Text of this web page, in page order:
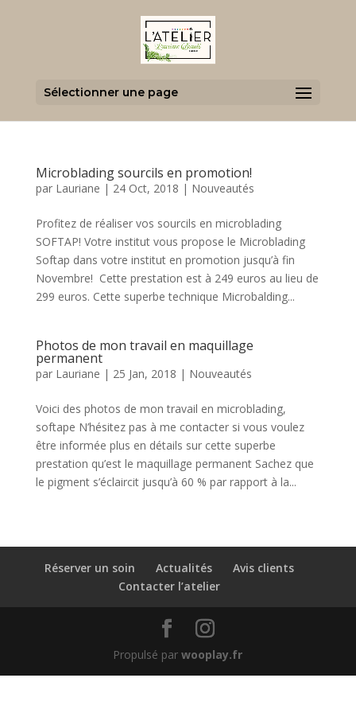
Sélectionner une page
Microblading sourcils en promotion!
par Lauriane | 24 Oct, 2018 | Nouveautés
Profitez de réaliser vos sourcils en microblading
SOFTAP! Votre institut vous propose le Microblading
Softap dans votre institut en promotion jusqu’à fin
Novembre! Cette prestation est à 249 euros au lieu de
299 euros. Cette superbe technique Microbalding...
Photos de mon travail en maquillage
permanent
par Lauriane | 25 Jan, 2018 | Nouveautés
Voici des photos de mon travail en microblading,
softape N’hésitez pas à me contacter si vous voulez
être informée plus en détails sur cette superbe
prestation qu’est le maquillage permanent Sachez que
le pigment s’éclaircit jusqu’à 60 % par rapport à la...
Réserver un soin Actualités
Avis clients
Contacter l’atelier
Propulsé parwooplay.fr